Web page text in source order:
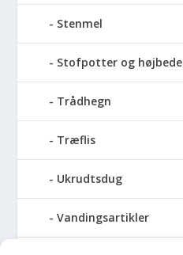
Stenmel
Stofpotter og højbede
Trådhegn
Træflis
Ukrudtsdug
Vandingsartikler